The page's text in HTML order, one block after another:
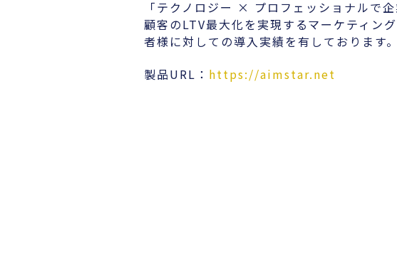
「テクノロジー × プロフェッショナルで
顧客のLTV最大化を実現するマーケティン
者様に対しての導入実績を有しております。
製品URL： https://aimstar.net